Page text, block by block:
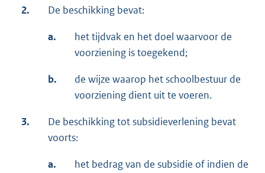
2. De beschikking bevat:
a.
het tijdvak en het doel waarvoor de
voorziening is toegekend;
b.
de wijze waarop het schoolbestuur de
voorziening dient uit te voeren.
3.
De beschikking tot subsidieverlening bevat
voorts:
a.
het bedrag van de subsidie of indien de